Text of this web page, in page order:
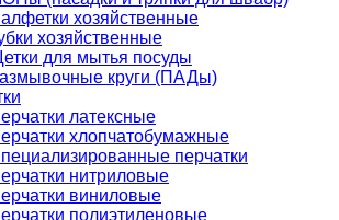
хозяйственные
хозяйственные
для мытья посуды
круги (ПАДы)
латексные
хлопчатобумажные
перчатки
нитриловые
виниловые
полиэтиленовые